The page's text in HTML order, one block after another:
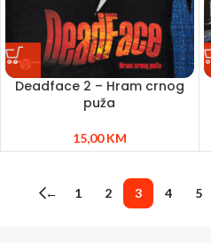
Deadface 2 – Hram crnog
puža
15,00KM
← 1 2 3 4 5